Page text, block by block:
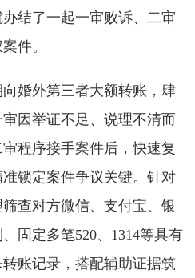
结了一起一审败诉、二审
件。
婚外第三者大额转账，肆
因举证不足、说理不清而
程序接手案件后，快速复
锁定案件争议关键。针对
查对方微信、支付宝、银
固定多笔520、1314等具有
账记录，搭配辅助证据筑